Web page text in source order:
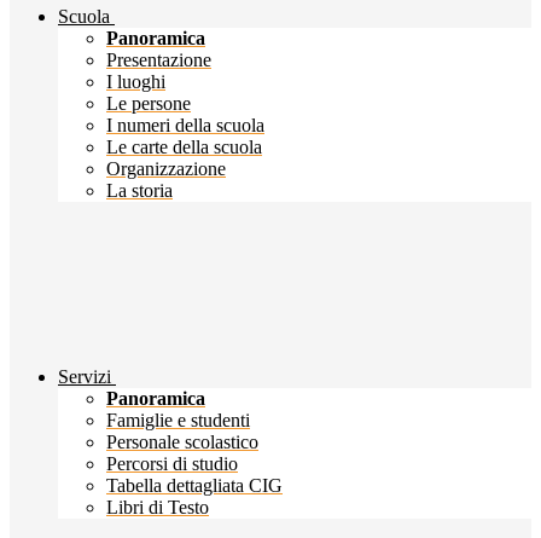
Scuola
Panoramica
Presentazione
I luoghi
Le persone
I numeri della scuola
Le carte della scuola
Organizzazione
La storia
Servizi
Panoramica
Famiglie e studenti
Personale scolastico
Percorsi di studio
Tabella dettagliata CIG
Libri di Testo